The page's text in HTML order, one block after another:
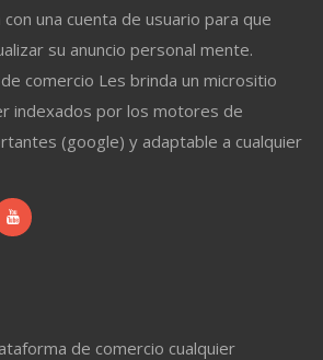
una cuenta de usuario para que
su anuncio personal mente.
comercio Les brinda un micrositio
indexados por los motores de
(google) y adaptable a cualquier
de comercio cualquier